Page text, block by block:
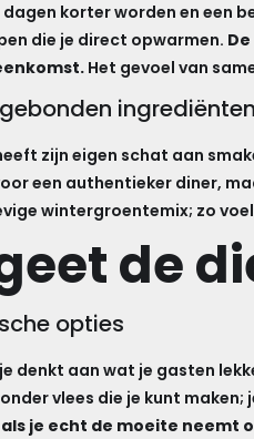
dagen korter worden en een
die je direct opwarmen.
Het gevoel van
ingrediënten
zijn eigen schat aan
een authentieker diner,
wintergroentemix; zo
de
opties
denkt aan wat je gasten
vlees die je kunt
je echt de moeite neemt